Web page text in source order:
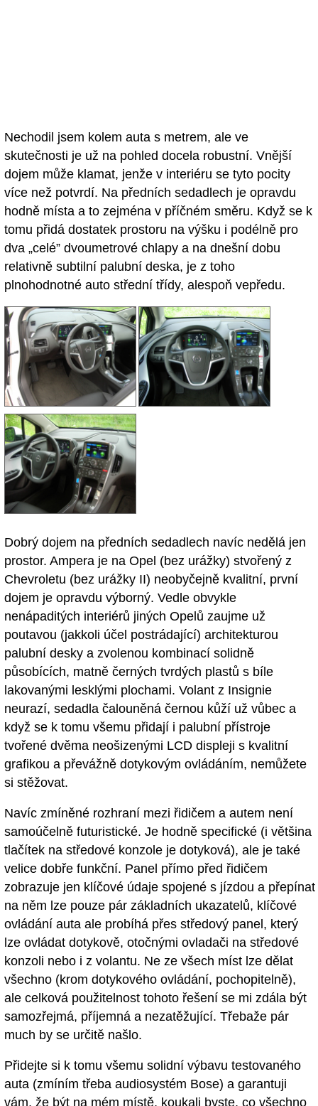
Nechodil jsem kolem auta s metrem, ale ve
skutečnosti je už na pohled docela robustní. Vnější
dojem může klamat, jenže v interiéru se tyto pocity
více než potvrdí. Na předních sedadlech je opravdu
hodně místa a to zejména v příčném směru. Když se k
tomu přidá dostatek prostoru na výšku i podélně pro
dva „celé” dvoumetrové chlapy a na dnešní dobu
relativně subtilní palubní deska, je z toho
plnohodnotné auto střední třídy, alespoň vepředu.
Dobrý dojem na předních sedadlech navíc nedělá jen
prostor. Ampera je na Opel (bez urážky) stvořený z
Chevroletu (bez urážky II) neobyčejně kvalitní, první
dojem je opravdu výborný. Vedle obvykle
nenápaditých interiérů jiných Opelů zaujme už
poutavou (jakkoli účel postrádající) architekturou
palubní desky a zvolenou kombinací solidně
působících, matně černých tvrdých plastů s bíle
lakovanými lesklými plochami. Volant z Insignie
neurazí, sedadla čalouněná černou kůží už vůbec a
když se k tomu všemu přidají i palubní přístroje
tvořené dvěma neošizenými LCD displeji s kvalitní
grafikou a převážně dotykovým ovládáním, nemůžete
si stěžovat.
Navíc zmíněné rozhraní mezi řidičem a autem není
samoúčelně futuristické. Je hodně specifické (i většina
tlačítek na středové konzole je dotyková), ale je také
velice dobře funkční. Panel přímo před řidičem
zobrazuje jen klíčové údaje spojené s jízdou a přepínat
na něm lze pouze pár základních ukazatelů, klíčové
ovládání auta ale probíhá přes středový panel, který
lze ovládat dotykově, otočnými ovladači na středové
konzoli nebo i z volantu. Ne ze všech míst lze dělat
všechno (krom dotykového ovládání, pochopitelně),
ale celková použitelnost tohoto řešení se mi zdála být
samozřejmá, příjemná a nezatěžující. Třebaže pár
much by se určitě našlo.
Přidejte si k tomu všemu solidní výbavu testovaného
auta (zmíním třeba audiosystém Bose) a garantuji
vám, že být na mém místě, koukali byste, co všechno